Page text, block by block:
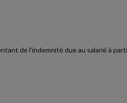
de l'indemnité due au salarié à